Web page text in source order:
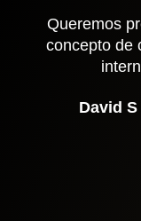
Queremos
concepto de
David